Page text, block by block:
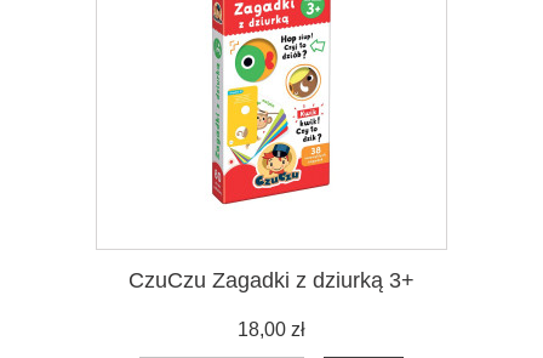
CzuCzu Zagadki z dziurką 3+
18,00 zł